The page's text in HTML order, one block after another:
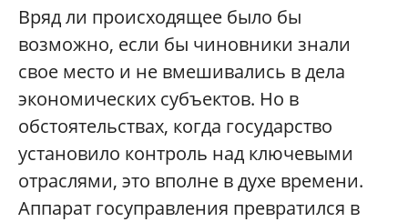
Вряд ли происходящее было бы
возможно, если бы чиновники знали
свое место и не вмешивались в дела
экономических субъектов. Но в
обстоятельствах, когда государство
установило контроль над ключевыми
отраслями, это вполне в духе времени.
Аппарат госуправления превратился в